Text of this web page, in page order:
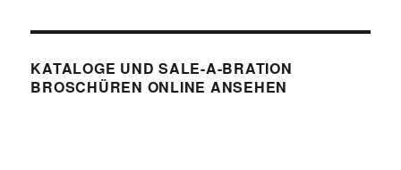
KATALOGE UND SALE-A-BRATION
BROSCHÜREN ONLINE ANSEHEN